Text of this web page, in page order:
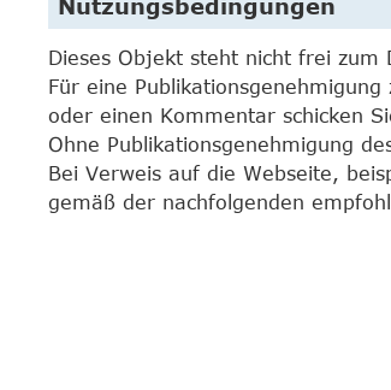
Nutzungsbedingungen
Dieses Objekt steht nicht frei zum
Für eine
oder einen Kommentar schicken
Ohne Publikationsgenehmigung
Bei Verweis auf die Webseite,
gemäß der nachfolgenden